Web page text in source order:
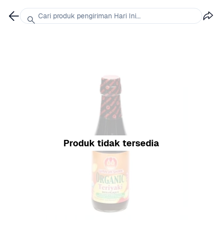
Produk tidak tersedia
Cari produk pengiriman Hari Ini...